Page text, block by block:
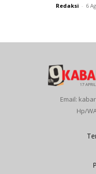
Redaksi - 6
Email:
Hp/